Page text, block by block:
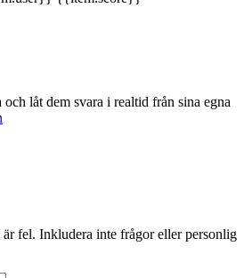
och låt dem svara i realtid från sina egna
fel. Inkludera inte frågor eller personlig